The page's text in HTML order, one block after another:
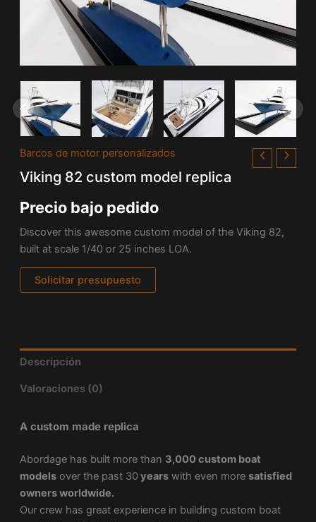
Barcos de motor personalizados
Viking 82 custom model replica
Precio bajo pedido
Discover this awesome custom model of the Viking 82,
built at scale 1/40 or 25 inches LOA.
Solicitar presupuesto
Descripción
Valoraciones (0)
A custom made replica
Abordage has built more than 3,000 custom boat
modelsover the past 30 yearswith even more satisfied
owners worldwide.
Our crew has great experience in building custom boat